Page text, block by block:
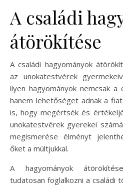
A családi
átörökítése
A családi hagyományok
az unokatestvérek
ilyen hagyományok nemcsak
hanem lehetőséget adnak a
is, hogy megértsék és
unokatestvérek gyerekei
megismerése élményt
őket a múltjukkal.
A hagyományok
tudatosan foglalkozni a családi